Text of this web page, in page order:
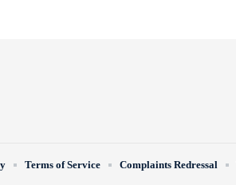
Terms of Service Complaints Redressal